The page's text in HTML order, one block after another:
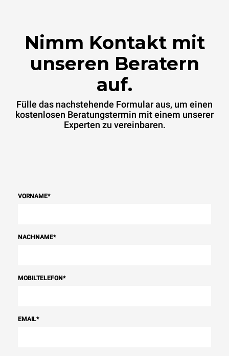
Nimm Kontakt mit
unseren Beratern
auf.
Fülle das nachstehende Formular aus, um einen
kostenlosen Beratungstermin mit einem unserer
Experten zu vereinbaren.
VORNAME*
NACHNAME*
MOBILTELEFON*
EMAIL*